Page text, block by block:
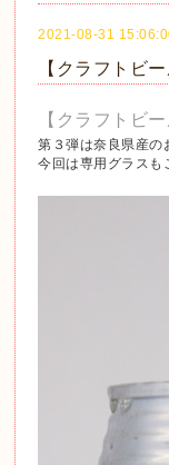
2021-08-31
【クラフトビ
【クラフトビ
第３弾は奈良県産の
今回は専用グラスも